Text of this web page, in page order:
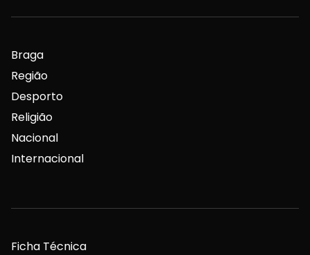
Braga
Região
Desporto
Religião
Nacional
Internacional
Ficha Técnica